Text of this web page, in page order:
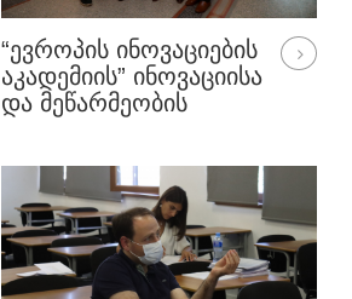
“ᲔᲕᲠᲝᲞᲘᲡ ᲘᲜᲝᲕᲐᲪᲘᲔᲑᲘᲡ
ᲐᲙᲐᲓᲔᲛᲘᲘᲡ” ᲘᲜᲝᲕᲐᲪᲘᲘᲡᲐ
ᲓᲐ ᲛᲔᲬᲐᲠᲛᲔᲝᲑᲘᲡ
ᲣᲛᲐᲡᲞᲘᲜᲫᲚᲔᲑᲡ